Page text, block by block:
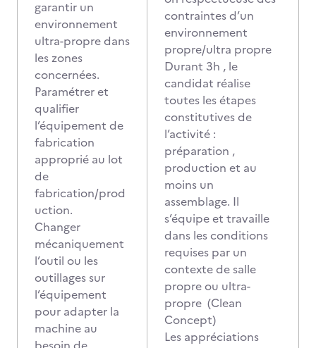
garantir un
environnement
ultra-propre dans
les zones
concernées.
Paramétrer et
qualifier
l’équipement de
fabrication
approprié au lot
de
fabrication/prod
uction.
Changer
mécaniquement
l’outil ou les
outillages sur
l’équipement
pour adapter la
machine au
contraintes d’un
environnement
propre/ultra propre
Durant 3h , le
candidat réalise
toutes les étapes
constitutives de
l’activité :
préparation ,
production et au
moins un
assemblage. Il
s’équipe et travaille
dans les conditions
requises par un
contexte de salle
propre ou ultra-
propre (Clean
Concept)
Les appréciations